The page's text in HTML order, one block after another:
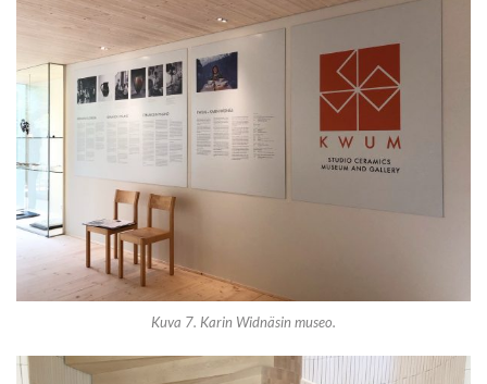
Kuva 7. Karin Widnäsin museo.